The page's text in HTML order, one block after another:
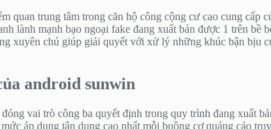
trung tâm trong căn hộ công cộng cư cao cung cấp
lành mạnh bạo ngoại fake đang xuất bản được 1 trên bề
xuyên chú giúp giải quyết với xử lý những khúc bận bịu
android sunwin
vai trò công ba quyết định trong quy trình đang xuất
áp dụng tận dụng cao nhất mỗi buồng cơ quảng cáo